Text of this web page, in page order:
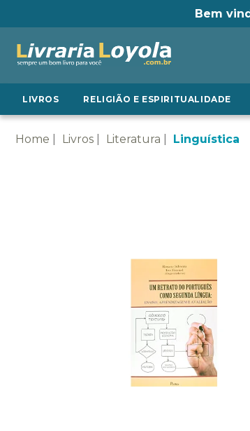
Bem
LIVROS RELIGIÃO E ESPIRITUALIDADE
Home Livros Literatura Linguística